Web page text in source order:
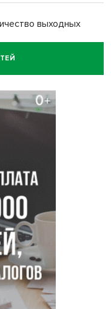
выходных
в автомобиле в
помогли
сверхурочной
забил тростью